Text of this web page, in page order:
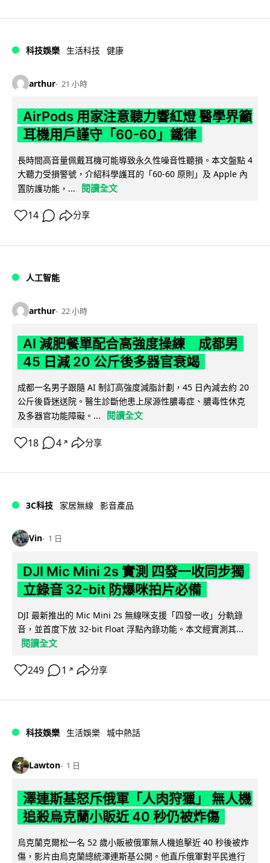
科技娛樂 生活科技 健康
arthur 21 小時
AirPods 用家注意聽力響紅燈 醫學界籲
耳機用戶謹守「60-60」鐵律
長時間高音量佩戴耳機可能導致永久性噪音性聽損。本文盤點 4
大聽力受損警號，介紹科學護耳的「60-60 原則」及 Apple 內
置防護功能，...
閱讀全文
14 分享
人工智能
arthur 22 小時
AI 減肥餐單配合高強度操練 成都男
45 日減 20 公斤後多器官衰竭
成都一名男子跟隨 AI 制訂高強度減脂計劃，45 日內減去約 20
公斤後昏迷送院。醫生診斷他患上尿源性膿毒症、膿毒性休克
及多器官功能障礙。...
閱讀全文
18 4 ↗ 分享
3C科技 家居無線 影音產品
Vin 1 日
DJI Mic Mini 2s 實測 四發一收同步獨
立錄音 32-bit 防爆咪拍片必備
DJI 最新推出的 Mic Mini 2s 無線咪支援「四發一收」分軌錄
音，並首度下放 32-bit Float 浮點內錄功能。本文經實測其...
閱讀全文
249 1 ↗ 分享
科技娛樂 生活娛樂 城中熱話
Lawton 1 日
澤連斯基怒斥俄軍「人肉狩獵」 無人機
追殺烏克蘭小販近 40 秒仍被炸傷
烏克蘭克爾松一名 52 歲小販被俄軍無人機追擊近 40 秒後被炸
傷，影片由烏克蘭總統澤連斯基公開。他直斥俄軍對平民進行